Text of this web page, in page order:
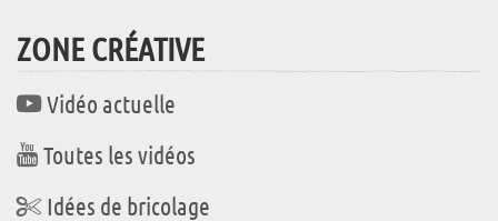
ZONE CRÉATIVE
Vidéo actuelle
Toutes les vidéos
Idées de bricolage